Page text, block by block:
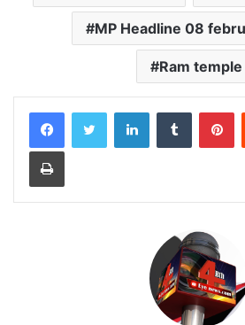
MP Headline 08
Ram temple
LinkedInTumblr
Print